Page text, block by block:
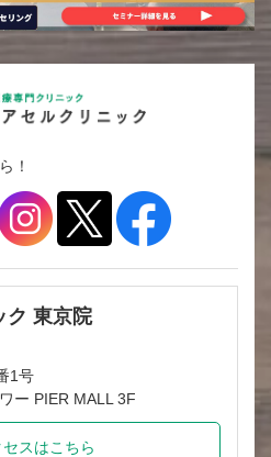
！
ク 東京院
1号
ー PIER MALL 3F
スはこちら